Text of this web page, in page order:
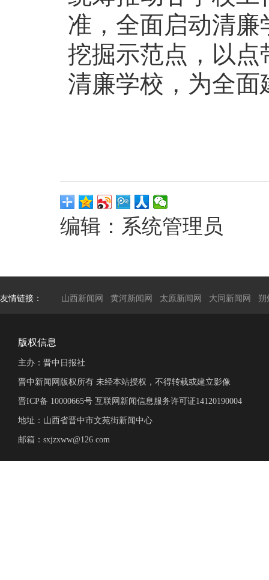
准，全面启动清
挖掘示范点，以
清廉学校，为全
编辑：系统管理员
友情链接： 山西新闻网 黄河新闻网 太原新闻网 大同新闻网 朔
版权信息
主办：晋中日报社
晋中新闻网版权所有 未经本站授权，不得转载或建立影像
晋ICP备 10000665号 互联网新闻信息服务许可证14120190004
地址：山西省晋中市文苑街新闻中心
邮箱：sxjzxww@126.com